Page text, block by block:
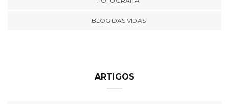
BLOG DAS VIDAS
ARTIGOS